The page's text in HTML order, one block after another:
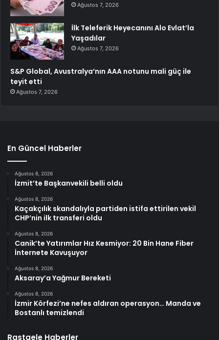
Ağustos 7, 2026
İlk Teleferik Heyecanını Alo Evlat’la
Yaşadılar
Ağustos 7, 2026
S&P Global, Avustralya’nın AAA notunu mali güç ile
teyit etti
Ağustos 7, 2026
En Güncel Haberler
Ağustos 8, 2026
İzmit’te Başkanvekili belli oldu
Ağustos 8, 2026
Kaçakçılık skandalıyla partiden istifa ettirilen vekil
CHP’nin ilk transferi oldu
Ağustos 8, 2026
Canik’te Yatırımlar Hız Kesmiyor: 20 Bin Hane Fiber
İnternete Kavuşuyor
Ağustos 8, 2026
Aksaray’a Yağmur Bereketi
Ağustos 8, 2026
İzmir Körfezi’ne nefes aldıran operasyon… Manda ve
Bostanlı temizlendi
Rastgele Haberler